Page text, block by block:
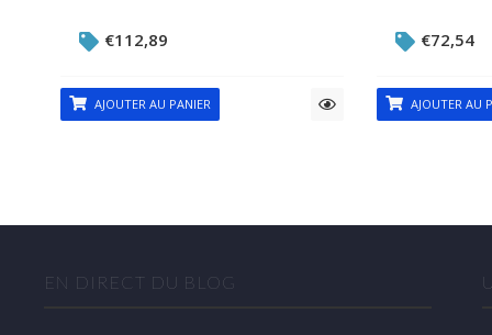
€112,89
AJOUTER AU PANIER
€72,54
AJOUTER AU
EN DIRECT DU BLOG